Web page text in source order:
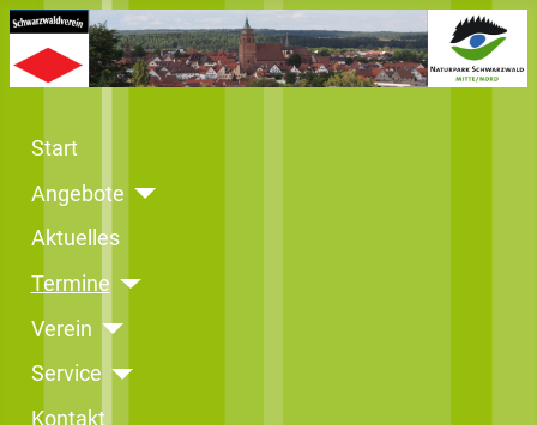
Start
Angebote
Aktuelles
Termine
Verein
Service
Kontakt